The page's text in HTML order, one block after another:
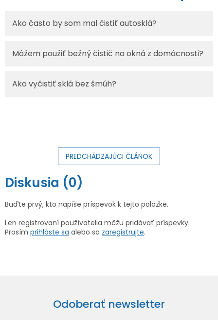
Ako často by som mal čistiť autosklá?
Môžem použiť bežný čistič na okná z domácnosti?
Ako vyčistiť sklá bez šmúh?
PREDCHÁDZAJÚCI ČLÁNOK
Diskusia (0)
Buďte prvý, kto napíše príspevok k tejto položke.
Len registrovaní používatelia môžu pridávať príspevky.
Prosím prihláste sa alebo sa zaregistrujte.
Odoberať newsletter